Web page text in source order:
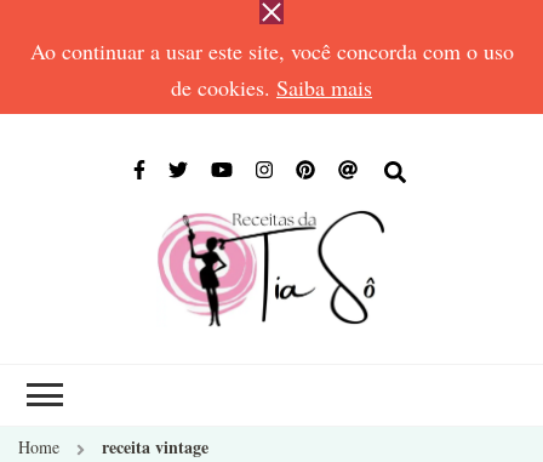
Ao continuar a usar este site, você concorda com o uso
de cookies. Saiba mais
Home receita vintage